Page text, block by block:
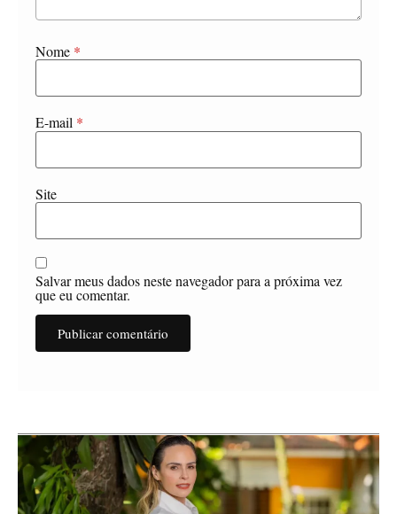
Nome *
E-mail *
Site
Salvar meus dados neste navegador para a próxima vez
que eu comentar.